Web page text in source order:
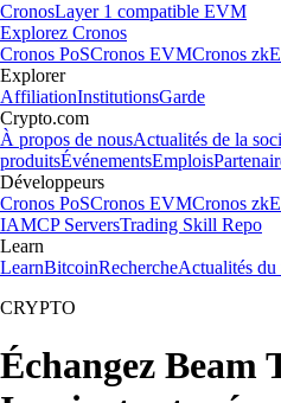
CronosLayer 1 compatible EVM
Explorez Cronos
Cronos PoSCronos EVMCronos
Explorer
AffiliationInstitutionsGarde
Crypto.com
À propos de nousActualités de la
produitsÉvénementsEmplois
Développeurs
Cronos PoSCronos EVMCronos
IAMCP ServersTrading Skill Repo
Learn
LearnBitcoinRechercheActualités du
CRYPTO
Échangez Beam